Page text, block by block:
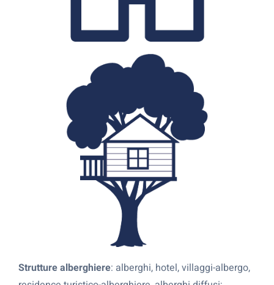
Strutture alberghiere: alberghi, hotel, villaggi-albergo,